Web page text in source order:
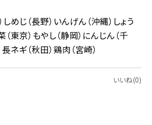
めじ（長野）いんげん（沖縄）しょう
（東京）もやし（静岡）にんじん（千
ネギ（秋田）鶏肉（宮崎）
いいね(0)